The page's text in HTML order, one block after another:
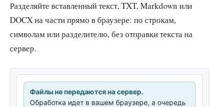
Разделяйте вставленный текст, TXT, Markdown или
DOCX на части прямо в браузере: по строкам,
символам или разделителю, без отправки текста на
сервер.
Файлы не передаются на сервер.
Обработка идет в вашем браузере, а очередь